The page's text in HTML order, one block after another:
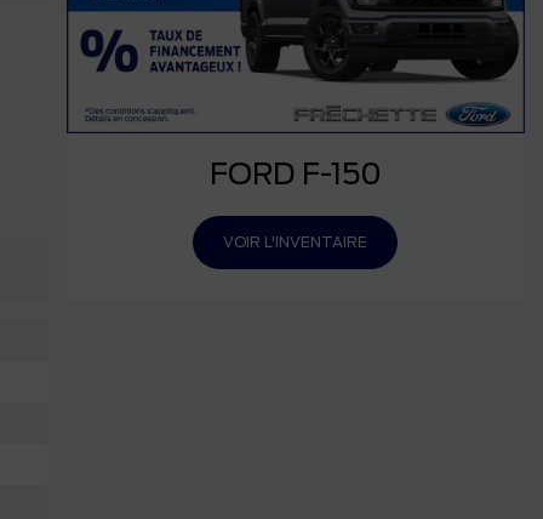
FORD F-150
VOIR L'INVENTAIRE